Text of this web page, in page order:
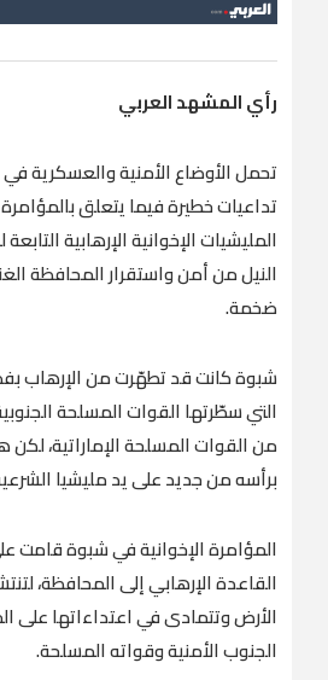
رأي المشهد العربي
تحمل الأوضاع الأمنية والعسكرية
تداعيات خطيرة فيما يتعلق
المليشيات الإخوانية الإرهابية
النيل من أمن واستقرار المحافظة
ضخمة.
شبوة كانت قد تطهّرت من الإرهاب
التي سطّرتها القوات المسلحة
من القوات المسلحة الإماراتية،
برأسه من جديد على يد مليشيا
المؤامرة الإخوانية في شبوة قامت
القاعدة الإرهابي إلى المحافظة،
الأرض وتتمادى في اعتداءاتها على
الجنوب الأمنية وقواته المسلحة.